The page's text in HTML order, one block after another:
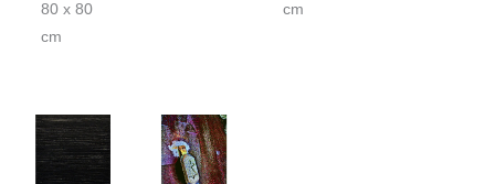
80 x 80
cm
cm